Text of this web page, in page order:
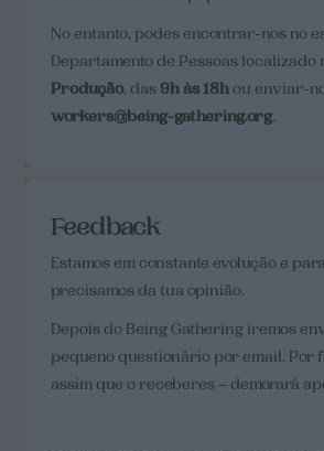
No entanto, podes encontrar-nos no
Departamento de Pessoas localizado
Produção, das 9h às 18h ou enviar-
workers@being-gathering.org.
Feedback
Estamos em constante evolução e
precisamos da tua opinião.
Depois do Being Gathering iremos
pequeno questionário por email. Por
assim que o receberes – demorará